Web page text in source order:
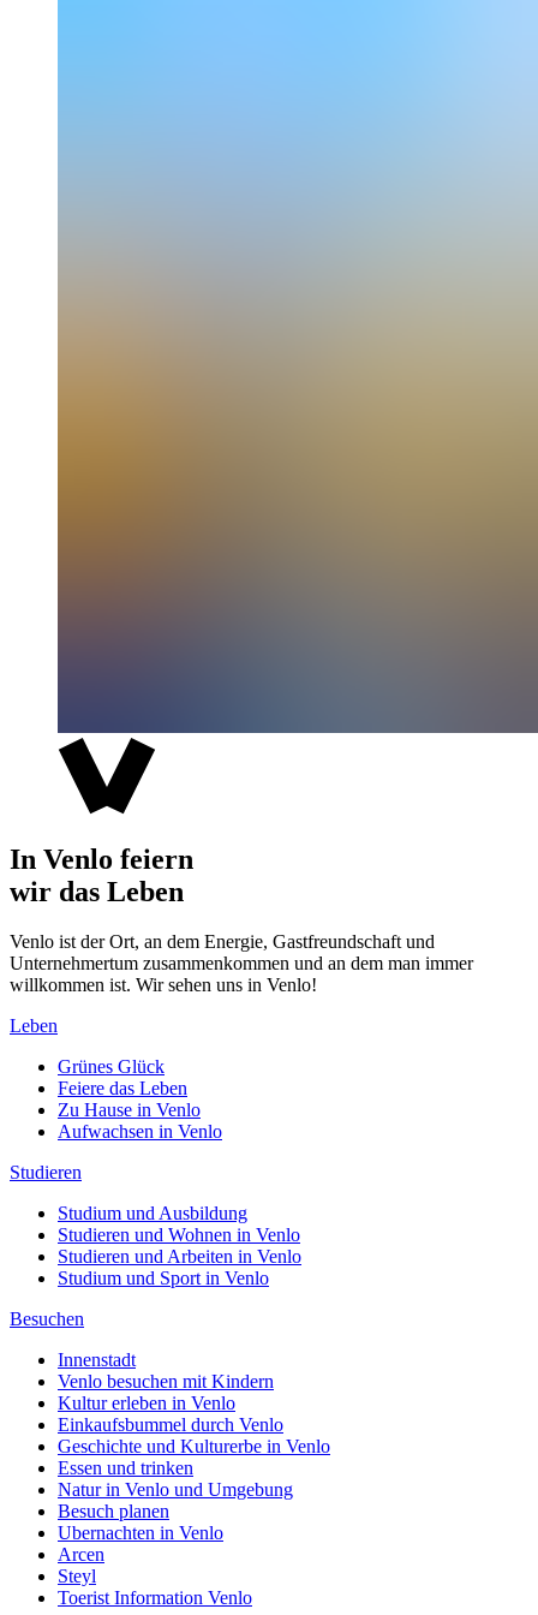
In Venlo feiern
wir das Leben
Venlo ist der Ort, an dem Energie, Gastfreundschaft und
Unternehmertum zusammenkommen und an dem man immer
willkommen ist. Wir sehen uns in Venlo!
Leben
Grünes Glück
Feiere das Leben
Zu Hause in Venlo
Aufwachsen in Venlo
Studieren
Studium und Ausbildung
Studieren und Wohnen in Venlo
Studieren und Arbeiten in Venlo
Studium und Sport in Venlo
Besuchen
Innenstadt
Venlo besuchen mit Kindern
Kultur erleben in Venlo
Einkaufsbummel durch Venlo
Geschichte und Kulturerbe in Venlo
Essen und trinken
Natur in Venlo und Umgebung
Besuch planen
Ubernachten in Venlo
Arcen
Steyl
Toerist Information Venlo